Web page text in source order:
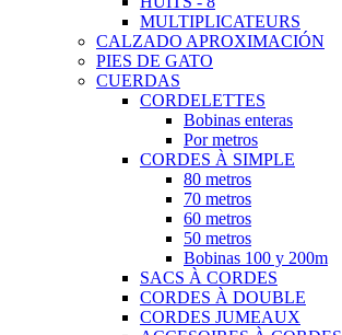
MULTIPLICATEURS
CALZADO APROXIMACIÓN
PIES DE GATO
CUERDAS
CORDELETTES
Bobinas enteras
Por metros
CORDES À SIMPLE
80 metros
70 metros
60 metros
50 metros
Bobinas 100 y 200m
SACS À CORDES
CORDES À DOUBLE
CORDES JUMEAUX